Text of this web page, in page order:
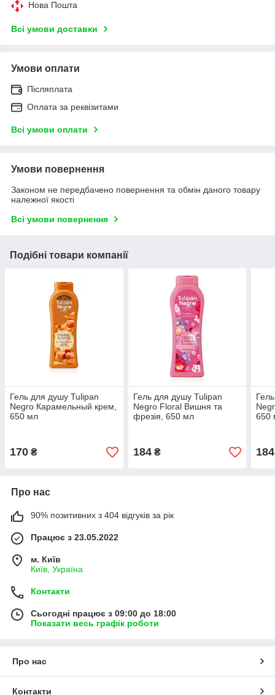
Нова Пошта
Всі умови доставки
Умови оплати
Післяплата
Оплата за реквізитами
Всі умови оплати
Умови повернення
Законом не передбачено повернення та обмін даного товару
належної якості
Всі умови повернення
Подібні товари компанії
Гель для душу Tulipan
Negro Карамельный крем,
650 мл
170 ₴
Гель для душу Tulipan
Negro Floral Вишня та
фрезія, 650 мл
184₴
650
184
Про нас
90% позитивних з 404 відгуків за рік
Працює з 23.05.2022
м. Київ
Київ, Україна
Контакти
Сьогодні працює з 09:00 до 18:00
Показати весь графік роботи
Про нас
Контакти